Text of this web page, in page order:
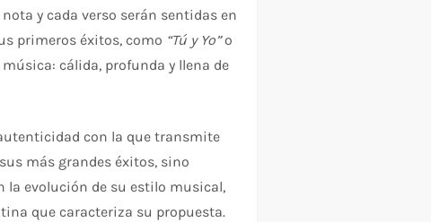
y cada verso serán sentidas en
primeros éxitos, como “Tú y Yo”o
cálida, profunda y llena de
con la que transmite
más grandes éxitos, sino
evolución de su estilo musical,
que caracteriza su propuesta.